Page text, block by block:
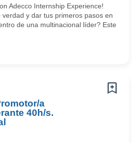
Adecco Internship Experience!
y dar tus primeros pasos en
de una multinacional líder? Este
a
40h/s.